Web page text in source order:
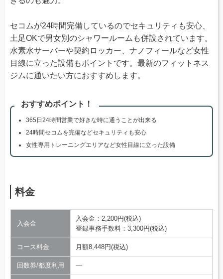
セコムが24時間完備しているのでセキュリティも安心、
土足OKで男女別のシャワールームも併設されています。
水素水サーバーや契約ロッカー、ナノフィールなど女性
目線に立った設備もポイントです。最新のフィットネス
ジムに通いたい方におすすめします。
おすすめポイント！
365日24時間営業で好きな時に通うことが出来る
24時間セコムを完備などセキュリティも安心
女性専用トレーニングエリアなど女性目線に立った設備
料金
入会金
入会金：2,200円(税込)
登録事務手数料：3,300円(税込)
コース料金 月額8,448円(税込)
回数券/都度利用 ―